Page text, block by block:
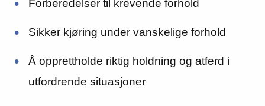
Forberedelser til krevende forhold
Sikker kjøring under vanskelige forhold
Å opprettholde riktig holdning og atferd i
utfordrende situasjoner